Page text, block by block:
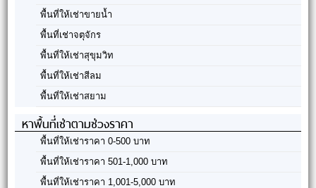
พื้นที่ให้เช่าขายน้ำ
พื้นที่เช่าจตุจักร
พื้นที่ให้เช่าสุขุมวิท
พื้นที่ให้เช่าสีลม
พื้นที่ให้เช่าสยาม
หาพื้นที่เช่าตามช่วงราคา
พื้นที่ให้เช่าราคา 0-500 บาท
พื้นที่ให้เช่าราคา 501-1,000 บาท
พื้นที่ให้เช่าราคา 1,001-5,000 บาท